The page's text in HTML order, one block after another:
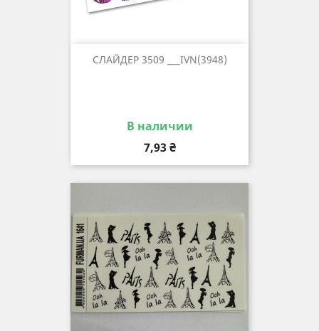
СЛАЙДЕР 3509 ___IVN(3948)
В наличии
Цена
7,93 ₴